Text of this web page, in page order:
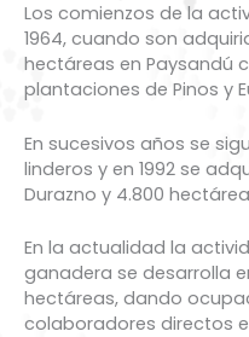
Los comienzos de la
1964, cuando son
hectáreas en Paysandú
plantaciones de Pinos y
En sucesivos años se
linderos y en 1992 se
Durazno y 4.800
En la actualidad la
ganadera se desarrolla
hectáreas, dando
colaboradores directos